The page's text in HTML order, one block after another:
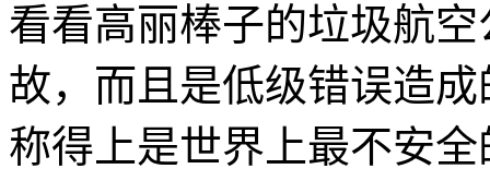
看看高丽棒子的垃圾航
故，而且是低级错误造
称得上是世界上最不安